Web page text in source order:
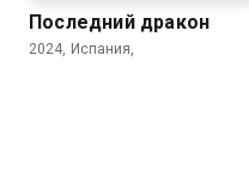
Последний дракон
2024, Испания,